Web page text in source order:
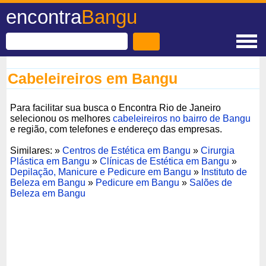
encontraBangu
Cabeleireiros em Bangu
Para facilitar sua busca o Encontra Rio de Janeiro
selecionou os melhorescabeleireiros no bairro de Bangu
e região, com telefones e endereço das empresas.
Similares: »Centros de Estética em Bangu »Cirurgia
Plástica em Bangu »Clínicas de Estética em Bangu »
Depilação, Manicure e Pedicure em Bangu » Instituto de
Beleza em Bangu » Pedicure em Bangu » Salões de
Beleza em Bangu